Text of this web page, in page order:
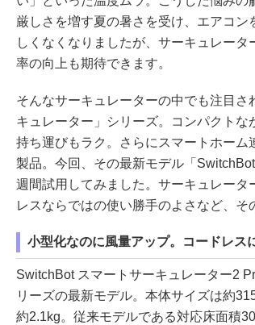
厳しさを増す夏の暑さを受け、エアコ
しくなくなりましたが、サーキュレー
率の向上も期待できます。
そんなサーキュレーターの中でも注目
キュレーター」シリーズ。コンパクト
持ち運びもラク。さらにスマートホー
製品。今回、その最新モデル「
週間試用してみました。サーキュレー
レスならではの使い勝手のよさなど、そ
小型化なのに風量アップ。コードレス
SwitchBot スマートサーキュレーター2
リーズの最新モデル。本体サイズは約
約2.1kg。従来モデルである対応床面積